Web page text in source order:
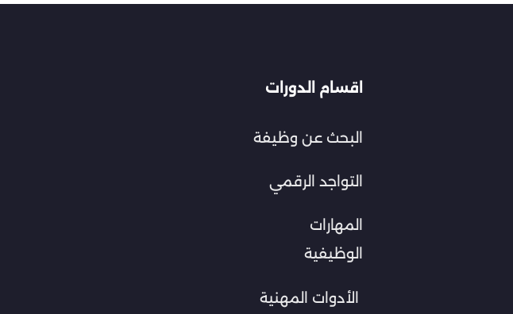
اقسام الدورات
البحث عن وظيفة
التواجد الرقمي
المهارات
الوظيفية
الأدوات المهنية